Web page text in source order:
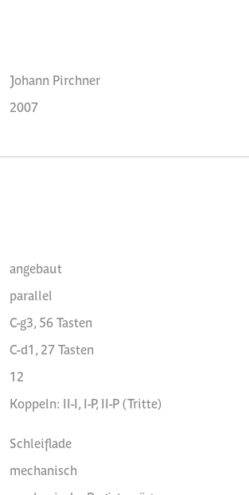
Johann Pirchner
2007
angebaut
parallel
C-g3, 56 Tasten
C-d1, 27 Tasten
12
Koppeln: II-I, I-P, II-P (Tritte)
Schleiflade
mechanisch